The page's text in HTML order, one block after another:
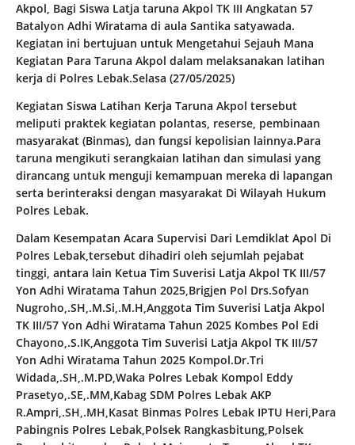
Akpol, Bagi Siswa Latja taruna Akpol TK III Angkatan 57
Batalyon Adhi Wiratama di aula Santika satyawada.
Kegiatan ini bertujuan untuk Mengetahui Sejauh Mana
Kegiatan Para Taruna Akpol dalam melaksanakan latihan
kerja di Polres Lebak.Selasa (27/05/2025)
Kegiatan Siswa Latihan Kerja Taruna Akpol tersebut
meliputi praktek kegiatan polantas, reserse, pembinaan
masyarakat (Binmas), dan fungsi kepolisian lainnya.Para
taruna mengikuti serangkaian latihan dan simulasi yang
dirancang untuk menguji kemampuan mereka di lapangan
serta berinteraksi dengan masyarakat Di Wilayah Hukum
Polres Lebak.
Dalam Kesempatan Acara Supervisi Dari Lemdiklat Apol Di
Polres Lebak,tersebut dihadiri oleh sejumlah pejabat
tinggi, antara lain Ketua Tim Suverisi Latja Akpol TK III/57
Yon Adhi Wiratama Tahun 2025,Brigjen Pol Drs.Sofyan
Nugroho,.SH,.M.Si,.M.H,Anggota Tim Suverisi Latja Akpol
TK III/57 Yon Adhi Wiratama Tahun 2025 Kombes Pol Edi
Chayono,.S.IK,Anggota Tim Suverisi Latja Akpol TK III/57
Yon Adhi Wiratama Tahun 2025 Kompol.Dr.Tri
Widada,.SH,.M.PD,Waka Polres Lebak Kompol Eddy
Prasetyo,.SE,.MM,Kabag SDM Polres Lebak AKP
R.Ampri,.SH,.MH,Kasat Binmas Polres Lebak IPTU Heri,Para
Pabingnis Polres Lebak,Polsek Rangkasbitung,Polsek